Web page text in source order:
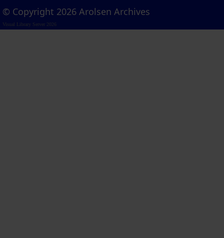
© Copyright 2026 Arolsen Archives
Visual Library Server 2026